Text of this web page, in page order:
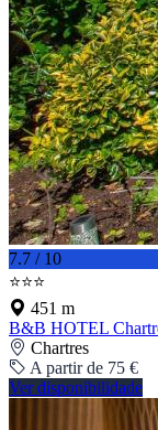
7.7 / 10
⭐⭐⭐
451 m
B&B HOTEL
Chartres
A partir de 75 €
Ver disponibilidade